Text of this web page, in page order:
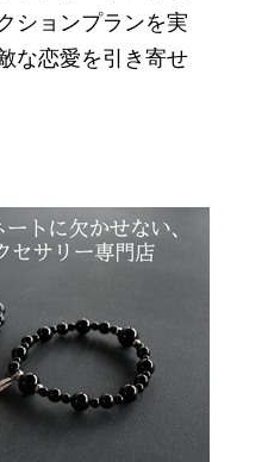
ションプランを実
な恋愛を引き寄せ